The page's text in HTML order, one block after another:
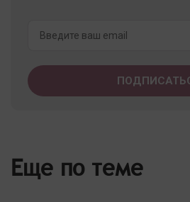
Еще по теме